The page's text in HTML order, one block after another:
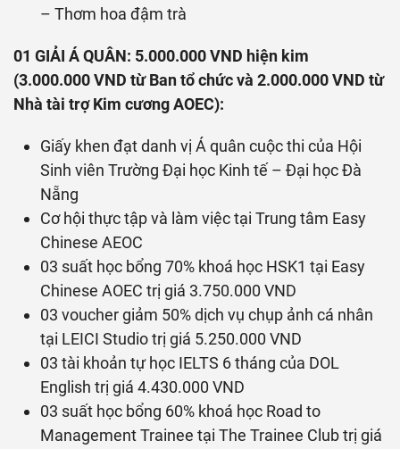
– Thơm hoa đậm trà
01 GIẢI Á QUÂN: 5.000.000 VND hiện kim
(3.000.000 VND từ Ban tổ chức và 2.000.000 VND từ
Nhà tài trợ Kim cương AOEC):
Giấy khen đạt danh vị Á quân cuộc thi của Hội
Sinh viên Trường Đại học Kinh tế – Đại học Đà
Nẵng
Cơ hội thực tập và làm việc tại Trung tâm Easy
Chinese AEOC
03 suất học bổng 70% khoá học HSK1 tại Easy
Chinese AOEC trị giá 3.750.000 VND
03 voucher giảm 50% dịch vụ chụp ảnh cá nhân
tại LEICI Studio trị giá 5.250.000 VND
03 tài khoản tự học IELTS 6 tháng của DOL
English trị giá 4.430.000 VND
03 suất học bổng 60% khoá học Road to
Management Trainee tại The Trainee Club trị giá